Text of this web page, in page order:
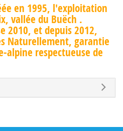
en 1995, l'exploitation
vallée du Buëch .
2010, et depuis 2012,
Naturellement, garantie
respectueuse de